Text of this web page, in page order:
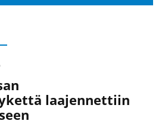
laajennettiin